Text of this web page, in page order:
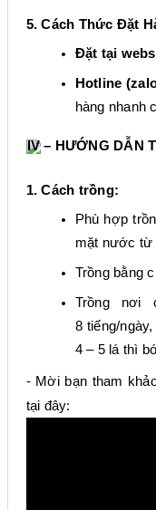
5. Cách Thức Đặt
Đặt tại
Hotline
hàng nhanh
IV – HƯỚNG DẪN
1. Cách trồng:
Phù hợp
mặt nước từ
Trồng bằng
Trồng nơi
8 tiếng/
4 – 5 lá thì
​- Mời bạn tham
tại đây: